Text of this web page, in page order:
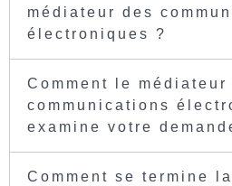
médiateur des
électroniques ?
Comment le médiateur
communications
examine votre
Comment se termine